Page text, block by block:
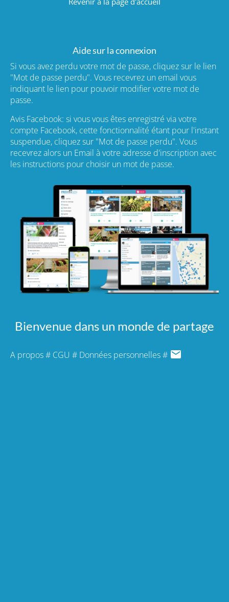
Aide sur la connexion
Si vous avez perdu votre mot de passe, cliquez sur le lien
"Mot de passe perdu". Vous recevrez un email vous
indiquant le lien pour pouvoir modifier votre mot de
passe.
Avis Facebook: si vous vous êtes enregistré via votre
compte Facebook, cette fonctionnalité étant pour l'instant
suspendue, cliquez sur "Mot de passe perdu". Vous
recevrez alors un Email à votre adresse d'inscription avec
les instructions pour choisir un mot de passe.
Bienvenue dans un monde de partage
A propos# CGU # Données personnelles#